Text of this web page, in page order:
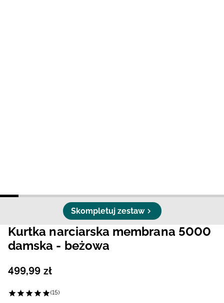
Skompletuj zestaw
Kurtka narciarska membrana 5000
damska - beżowa
499,99 zł
(15)